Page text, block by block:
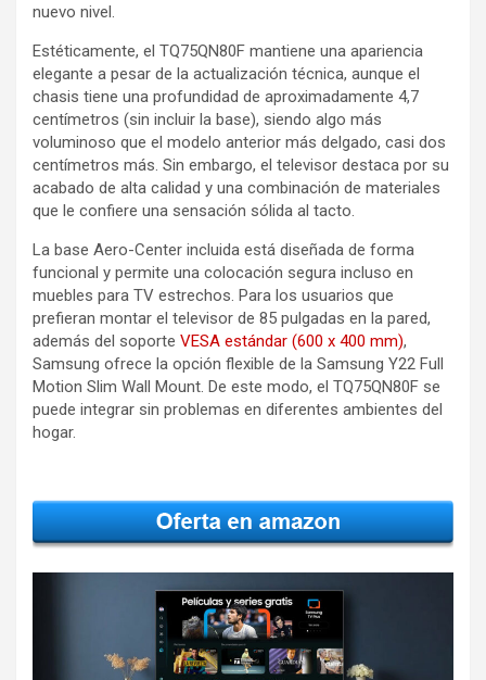
nuevo nivel.
Estéticamente, el TQ75QN80F mantiene una apariencia
elegante a pesar de la actualización técnica, aunque el
chasis tiene una profundidad de aproximadamente 4,7
centímetros (sin incluir la base), siendo algo más
voluminoso que el modelo anterior más delgado, casi dos
centímetros más. Sin embargo, el televisor destaca por su
acabado de alta calidad y una combinación de materiales
que le confiere una sensación sólida al tacto.
La base Aero-Center incluida está diseñada de forma
funcional y permite una colocación segura incluso en
muebles para TV estrechos. Para los usuarios que
prefieran montar el televisor de 85 pulgadas en la pared,
además del soporte VESA estándar (600 x 400 mm),
Samsung ofrece la opción flexible de la Samsung Y22 Full
Motion Slim Wall Mount. De este modo, el TQ75QN80F se
puede integrar sin problemas en diferentes ambientes del
hogar.